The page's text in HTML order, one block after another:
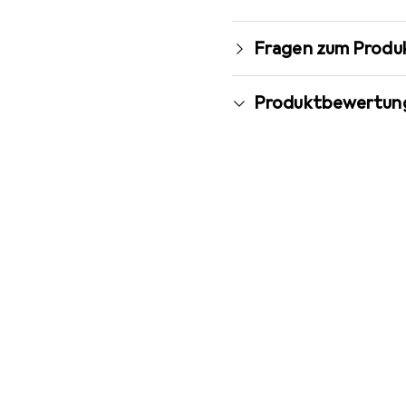
Fragen zum